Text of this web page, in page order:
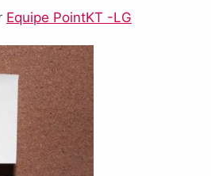
Equipe PointKT -LG